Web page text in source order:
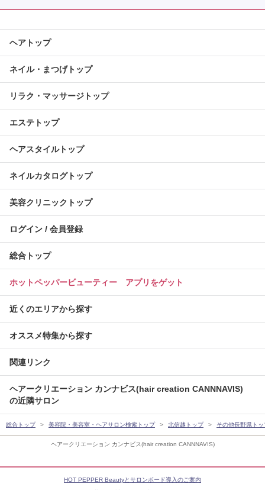
ヘアークリエーション カンナビス(hair creation CANNNAVIS)
ヘアトップ
ネイル・まつげトップ
リラク・マッサージトップ
エステトップ
ヘアスタイルトップ
ネイルカタログトップ
美容クリニックトップ
ログイン / 会員登録
総合トップ
ホットペッパービューティー アプリをゲット
近くのエリアから探す
オススメ特集から探す
関連リンク
ヘアークリエーション カンナビス(hair creation CANNNAVIS)
の近隣サロン
総合トップ 美容院・美容室・ヘアサロン検索トップ 北信越トップ その他長野県トッ
HOT PEPPER Beautyとサロンボード導入のご案内